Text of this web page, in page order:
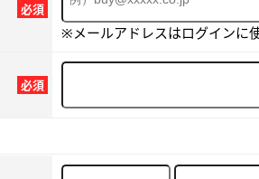
必須
※メールアドレスはログインに
必須